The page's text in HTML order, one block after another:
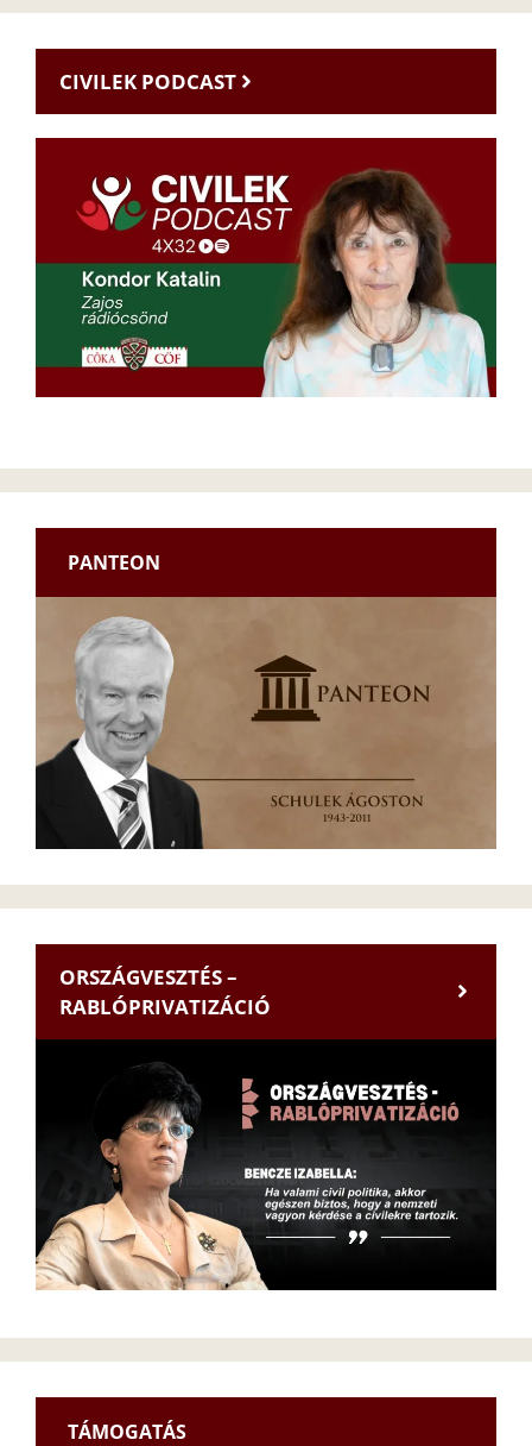
CIVILEK PODCAST
PANTEON
ORSZÁGVESZTÉS –
RABLÓPRIVATIZÁCIÓ
TÁMOGATÁS